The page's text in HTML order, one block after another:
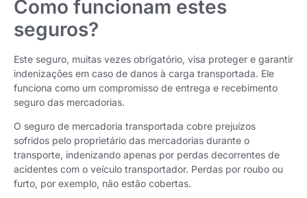
Como funcionam estes
seguros?
Este seguro, muitas vezes obrigatório, visa proteger e garantir
indenizações em caso de danos à carga transportada. Ele
funciona como um compromisso de entrega e recebimento
seguro das mercadorias.
O seguro de mercadoria transportada cobre prejuízos
sofridos pelo proprietário das mercadorias durante o
transporte, indenizando apenas por perdas decorrentes de
acidentes com o veículo transportador. Perdas por roubo ou
furto, por exemplo, não estão cobertas.